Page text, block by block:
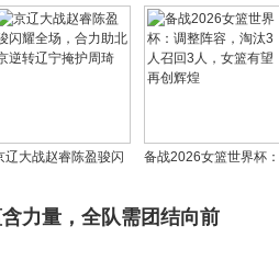
，CBA爆大冷：北京
负于福建 连胜终结
将，奥纳纳出售迫在眉
睫！队史最佳二门罗梅
罗退役转型教练
辽大战赵睿陈盈骏闪
辽宁掩护周琦
备战2026女篮世界杯：
3人，女篮有望再创辉煌
力量，全队需团结向前